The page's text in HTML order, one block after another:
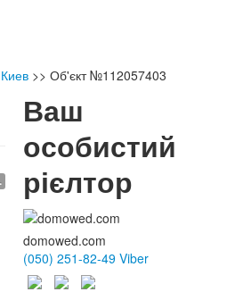
>> Об'єкт №112057403
Ваш
особистий
рієлтор
domowed.com
(050) 251-82-49 Viber